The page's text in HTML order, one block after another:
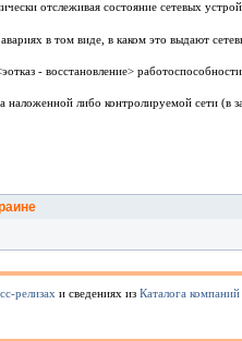
отслеживая состояние сетевых
в том виде, в каком это выдают
- восстановление> работоспособности.
наложенной либо контролируемой сети (в
релизах и сведениях из Каталога компаний